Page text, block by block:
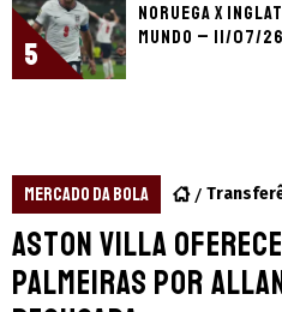
5
Noruega x
Mundo – 11/07/26
MERCADO DA BOLA
Aston Villa oferece
Palmeiras por